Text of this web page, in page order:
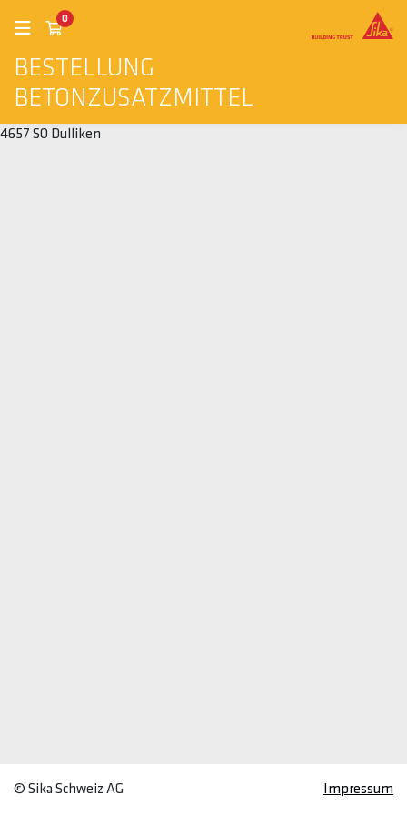
BESTELLUNG
BETONZUSATZMITTEL
0
4657 SO Dulliken
© Sika Schweiz AG Impressum